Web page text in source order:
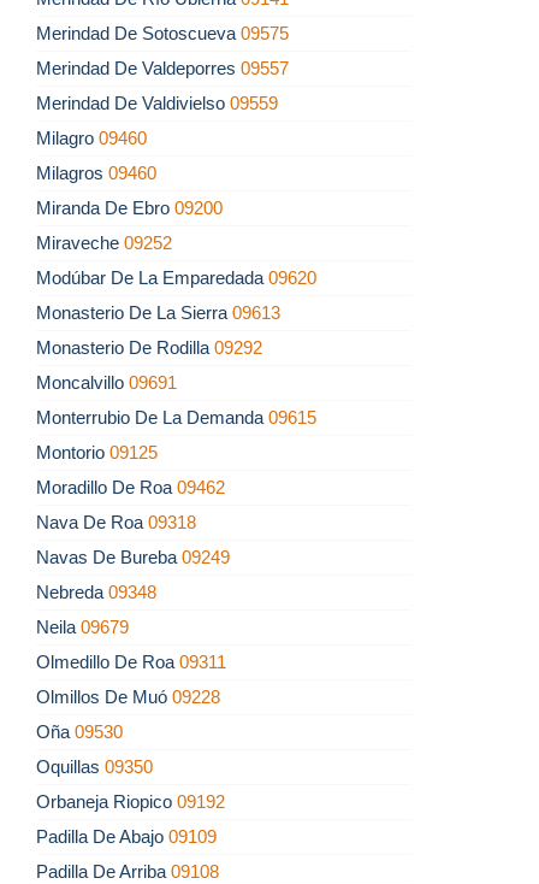
Merindad De Sotoscueva 09575
Merindad De Valdeporres 09557
Merindad De Valdivielso 09559
Milagro 09460
Milagros 09460
Miranda De Ebro 09200
Miraveche 09252
Modúbar De La Emparedada 09620
Monasterio De La Sierra 09613
Monasterio De Rodilla 09292
Moncalvillo 09691
Monterrubio De La Demanda 09615
Montorio 09125
Moradillo De Roa 09462
Nava De Roa 09318
Navas De Bureba 09249
Nebreda 09348
Neila 09679
Olmedillo De Roa 09311
Olmillos De Muó 09228
Oña 09530
Oquillas 09350
Orbaneja Riopico 09192
Padilla De Abajo 09109
Padilla De Arriba 09108